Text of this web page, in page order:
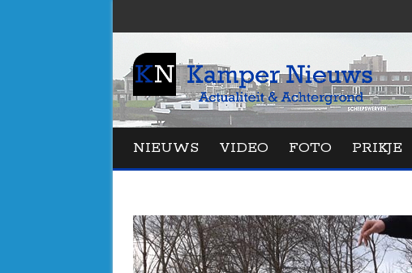
NIEUWS VIDEO FOTO PRIKJE